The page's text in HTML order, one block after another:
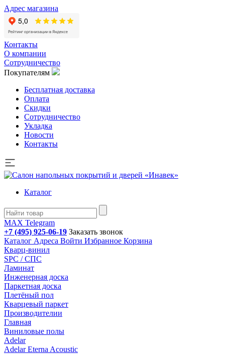
Адрес магазина
Контакты
О компании
Сотрудничество
Покупателям
Бесплатная доставка
Оплата
Скидки
Сотрудничество
Укладка
Новости
Контакты
Каталог
MAX Telegram
+7 (495) 925-06-19 Заказать звонок
Каталог Адреса Войти Избранное Корзина
Кварц-винил
SPC / СПС
Ламинат
Инженерная доска
Паркетная доска
Плетёный пол
Кварцевый паркет
Производителии
Главная
Виниловые полы
Adelar
Adelar Eterna Acoustic